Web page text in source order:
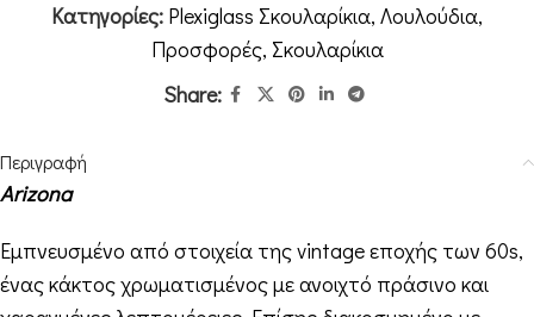
Κατηγορίες: Plexiglass Σκουλαρίκια, Λουλούδια,
Προσφορές, Σκουλαρίκια
Share:
Περιγραφή
Arizona
Εμπνευσμένο από στοιχεία της vintage εποχής των 60s,
ένας κάκτος χρωματισμένος με ανοιχτό πράσινο και